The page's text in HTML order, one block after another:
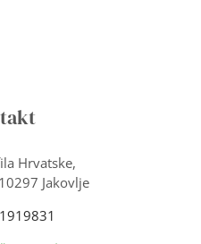
Hrvatske,
Jakovlje